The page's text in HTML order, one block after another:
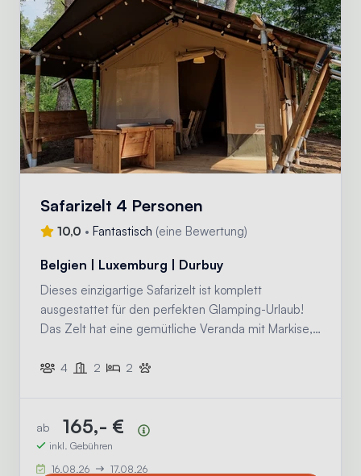
Safarizelt 4 Personen
10,0 • Fantastisch (eine Bewertung)
Belgien | Luxemburg | Durbuy
Dieses einzigartige Safarizelt ist komplett
ausgestattet für den perfekten Glamping-Urlaub!
Das Zelt hat eine gemütliche Veranda mit Markise,
Schlafkabinen.
4 2 2
ab 165,- €
inkl. Gebühren
16.08.26
17.08.26